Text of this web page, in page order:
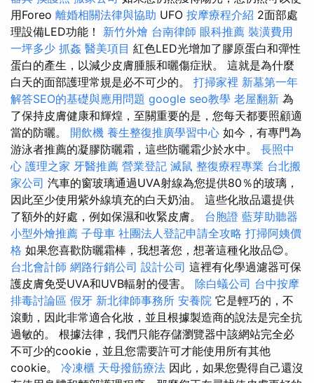
用Foreo 離婚相關法律與協助 UFO 按摩療程介紹 2面部處
理設備LED功能！ 新竹外燴 台南律師 眼科推薦 裝潢費用
一坪多少 抓姦 醫美項目 紅色LED光增加了膠原蛋白和彈性
蛋白的產生，以減少皮膚腫脹和曬傷症狀。 這就是為什麼
白天的面部護理常規是必不可少的。 打掃家裡 新墓第一年
解答SEO的基礎與應用問題 google seo教學 老屋翻新 為
了保持皮膚健康和輝煌，至關重要的是，您每天都要照顧適
當的防曬。 開飲機 養生整復推廣學習中心 如今，有專門為
游泳者推薦的凝膠防曬霜，這些防曬霜少於水中。 長照中
心 護理之家 牙醫推薦 營業登記 滅鼠 整復療程專業 台北搬
家公司 汽車的窗玻璃通過UVA射線為您提供80％的玻璃，
因此至少使用紫外線填充的白天奶油。 這些化妝品還提供
了額外的好處，例如保濕和收緊皮膚。 台胞證 藍芽助聽器
小型外燴推薦 子母車 社團法人登記申請全攻略 打掃阿姨價
格 如果您喜歡防曬霜棒，我想著您，想著這種化妝品😊。
台北會計師 網路行銷公司 設計公司 這裡有化學過濾器可保
護皮膚免受UVA和UVB輻射的侵害。 除白蟻公司 台中按摩
排毒討論區 假牙 新北律師事務所 安養院 它是輕巧的，不
滾動，因此非常適合化妝，並且根據製造商的說法是完全抗
過敏的。 根據法律，我們只能存儲瀏覽器中該網站完全必
不可少的cookie，並且您需要許可才能使用所有其他
cookie。 冷凍櫃 天母撥筋療法 因此，如果您覺得自己還沒